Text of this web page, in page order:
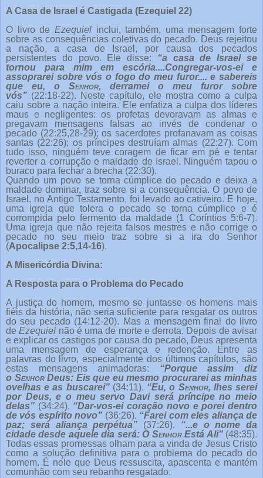
A Casa de Israel é Castigada (Ezequiel 22)
O livro de Ezequiel inclui, também, uma mensagem forte
sobre as consequências coletivas do pecado. Deus rejeitou
a nação, a casa de Israel, por causa dos pecados
persistentes do povo. Ele disse: “a casa de Israel se
tornou para mim em escória....Congregar-vos-ei e
assoprarei sobre vós o fogo do meu furor.... e sabereis
que eu, o Senhor, derramei o meu furor sobre
vós” (22:18-22). Neste capítulo, ele mostra como a culpa
caiu sobre a nação inteira. Ele enfatiza a culpa dos líderes
maus e negligentes: os profetas devoravam as almas e
pregavam mensagens falsas ao invés de condenar o
pecado (22:25,28-29); os sacerdotes profanavam as coisas
santas (22:26); os príncipes destruíam almas (22:27). Com
tudo isso, ninguém teve coragem de ficar em pé e tentar
reverter a corrupção e maldade de Israel. Ninguém tapou o
buraco para fechar a brecha (22:30).
Quando um povo se torna cúmplice do pecado e deixa a
maldade dominar, traz sobre si a consequência. O povo de
Israel, no Antigo Testamento, foi levado ao cativeiro. E hoje,
uma igreja que tolera o pecado se torna cúmplice e é
corrompida pelo fermento da maldade (1 Coríntios 5:6-7).
Uma igreja que não rejeita falsos mestres e não corrige o
pecado no seu meio traz sobre si a ira do Senhor
(Apocalipse 2:5,14-16).
A Misericórdia Divina:
A Resposta para o Problema do Pecado
A justiça do homem, mesmo se juntasse os homens mais
fiéis da história, não seria suficiente para resgatar os outros
do seu pecado (14:12-20). Mas a mensagem final do livro
deEzequiel não é uma de morte e derrota. Depois de avisar
e explicar os castigos por causa do pecado, Deus apresenta
uma mensagem de esperança e redenção. Entre as
palavras do livro, especialmente dos últimos capítulos, são
estas mensagens animadoras: “Porque assim diz
o SenhorDeus: Eis que eu mesmo procurarei as minhas
ovelhas e as buscarei”(34:11). “Eu, o Senhor, lhes serei
por Deus, e o meu servo Davi será príncipe no meio
delas” (34:24). “Dar-vos-ei coração novo e porei dentro
de vós espírito novo” (36:26). “Farei com eles aliança de
paz; será aliança perpétua” (37:26). “...e o nome da
cidade desde aquele dia será: O SenhorEstá Ali”(48:35).
Todas essas promessas olham para a vinda de Jesus Cristo
como a solução definitiva para o problema do pecado do
homem. É nele que Deus ressuscita, apascenta e mantém
comunhão com seu rebanho resgatado.